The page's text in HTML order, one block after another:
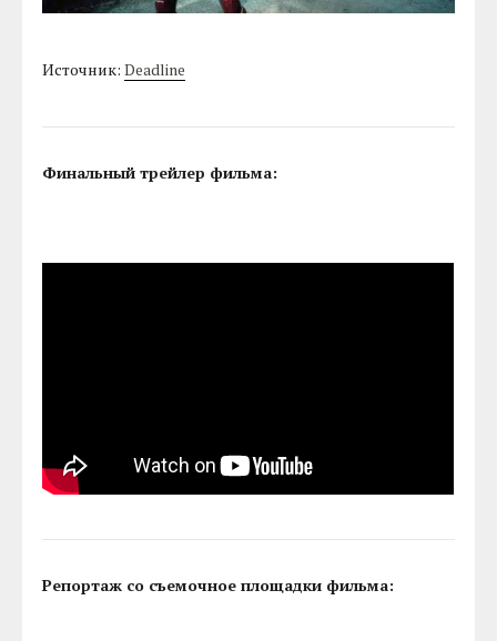
Источник:Deadline
Финальный трейлер фильма:
Репортаж со съемочное площадки фильма: